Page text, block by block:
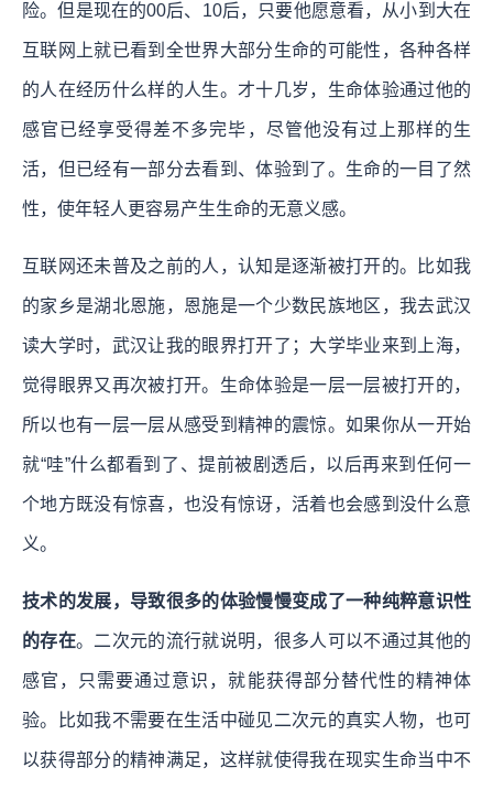
险。但是现在的00后、10后，只要他愿意看，从小到大在
互联网上就已看到全世界大部分生命的可能性，各种各样
的人在经历什么样的人生。才十几岁，生命体验通过他的
感官已经享受得差不多完毕，尽管他没有过上那样的生
活，但已经有一部分去看到、体验到了。生命的一目了然
性，使年轻人更容易产生生命的无意义感。
互联网还未普及之前的人，认知是逐渐被打开的。比如我
的家乡是湖北恩施，恩施是一个少数民族地区，我去武汉
读大学时，武汉让我的眼界打开了；大学毕业来到上海，
觉得眼界又再次被打开。生命体验是一层一层被打开的，
所以也有一层一层从感受到精神的震惊。如果你从一开始
就“哇”什么都看到了、提前被剧透后，以后再来到任何一
个地方既没有惊喜，也没有惊讶，活着也会感到没什么意
义。
技术的发展，导致很多的体验慢慢变成了一种纯粹意识性
的存在。二次元的流行就说明，很多人可以不通过其他的
感官，只需要通过意识，就能获得部分替代性的精神体
验。比如我不需要在生活中碰见二次元的真实人物，也可
以获得部分的精神满足，这样就使得我在现实生命当中不